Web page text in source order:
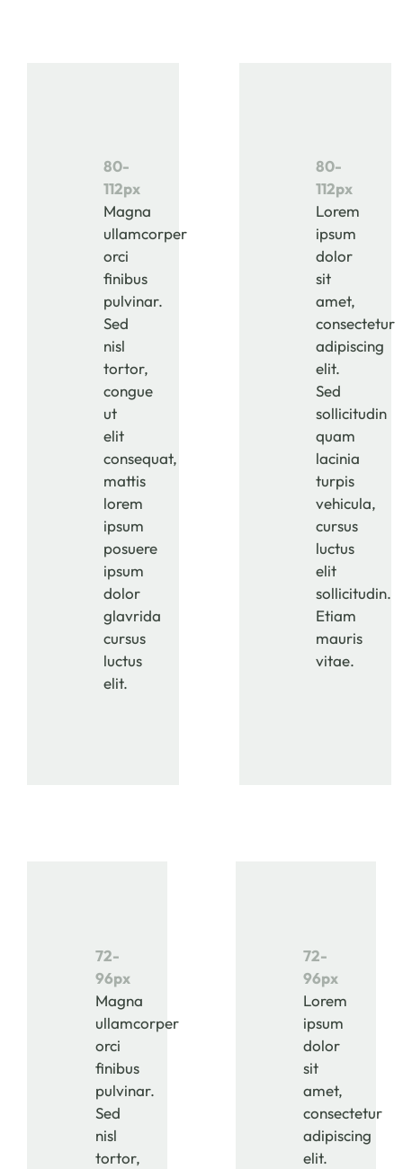
80-
112px
Magna
ullamcorper
orci
finibus
pulvinar.
Sed
nisl
tortor,
congue
ut
elit
consequat,
mattis
lorem
ipsum
posuere
ipsum
dolor
glavrida
cursus
luctus
elit.
80-
112px
Lorem
ipsum
dolor
sit
amet,
consectetur
adipiscing
elit.
Sed
sollicitudin
quam
lacinia
turpis
vehicula,
cursus
luctus
elit
sollicitudin.
Etiam
mauris
vitae.
72-
96px
Magna
ullamcorper
orci
finibus
pulvinar.
Sed
nisl
tortor,
72-
96px
Lorem
ipsum
dolor
sit
amet,
consectetur
adipiscing
elit.